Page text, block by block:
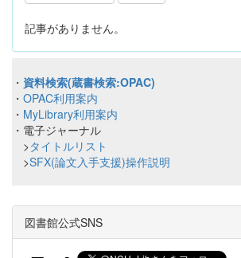
記事がありません。
・ 資料検索(蔵書検索:OPAC)
・ OPAC利用案内
・ MyLibrary利用案内
・電子ジャーナル
>タイトルリスト
>SFX(論文入手支援)操作説明
図書館公式SNS